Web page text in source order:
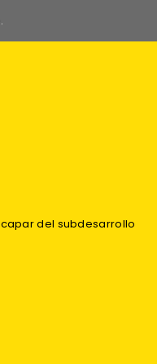
Fujimori y De La Espriella